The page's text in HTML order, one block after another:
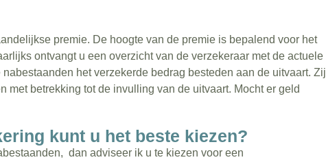
premie. De hoogte van de premie is bepalend voor het
ontvangt u een overzicht van de verzekeraar met de actuele
het verzekerde bedrag besteden aan de uitvaart. Zij
met betrekking tot de invulling van de uitvaart. Mocht er geld
kunt u het beste kiezen?
dan adviseer ik u te kiezen voor een